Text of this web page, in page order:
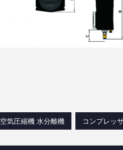
空気圧縮機 水分離機 コンプレッ